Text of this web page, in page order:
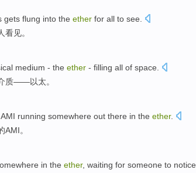
gets flung into the ether for all to see.
看见。
medium - the ether - filling all of space
质——以太。
AMI running somewhere out there in the ether.
AMI。
in the ether, waiting for someone to notice